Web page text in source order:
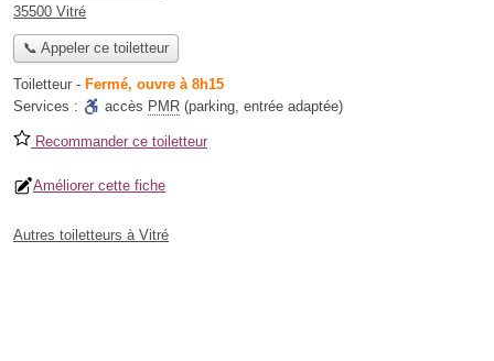
35500 Vitré
📞 Appeler ce toiletteur
Toiletteur - Fermé, ouvre à 8h15
Services :
accès PMR (parking, entrée adaptée)
Recommander ce toiletteur
Améliorer cette fiche
Autres toiletteurs à Vitré